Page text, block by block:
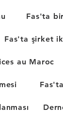
Fas'ta
Fas'ta şirket
au Maroc